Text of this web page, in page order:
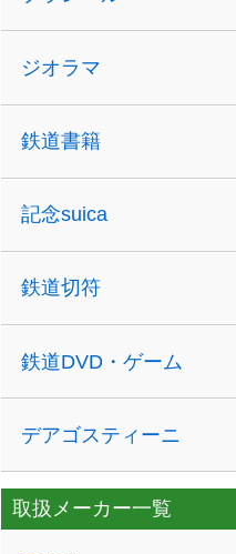
ジオラマ
鉄道書籍
記念suica
鉄道切符
鉄道DVD・ゲーム
デアゴスティーニ
取扱メーカー一覧